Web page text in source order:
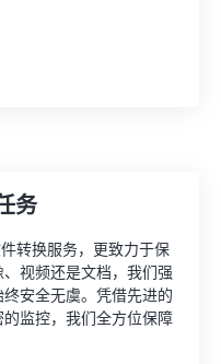
务
转换服务，更致力于保
视频还是文档，我们强
安全无虞。凭借先进的
监控，我们全方位保障